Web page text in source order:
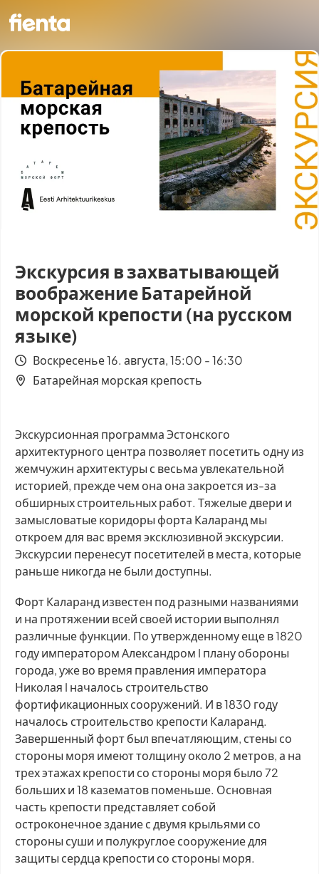
Экскурсия в захватывающей
воображение Батарейной
морской крепости (на русском
языке)
Воскресенье 16. августа, 15:00 - 16:30
Батарейная морская крепость
Экскурсионная программа Эстонского
архитектурного центра позволяет посетить одну из
жемчужин архитектуры с весьма увлекательной
историей, прежде чем она она закроется из-за
обширных строительных работ. Тяжелые двери и
замысловатые коридоры форта Каларанд мы
откроем для вас время эксклюзивной экскурсии.
Экскурсии перенесут посетителей в места, которые
раньше никогда не были доступны.
Форт Каларанд известен под разными названиями
и на протяжении всей своей истории выполнял
различные функции. По утвержденному еще в 1820
году императором Александром I плану обороны
города, уже во время правления императора
Николая I началось строительство
фортификационных сооружений. И в 1830 году
началось строительство крепости Каларанд.
Завершенный форт был впечатляющим, стены со
стороны моря имеют толщину около 2 метров, а на
трех этажах крепости со стороны моря было 72
больших и 18 казематов поменьше. Основная
часть крепости представляет собой
остроконечное здание с двумя крыльями со
стороны суши и полукруглое сооружение для
защиты сердца крепости со стороны моря.